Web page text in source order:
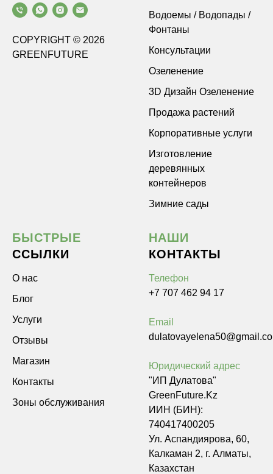
COPYRIGHT © 2026
GREENFUTURE
Водоемы / Водопады /
Фонтаны
Консультации
Озеленение
3D Дизайн Озеленение
Продажа растений
Корпоративные услуги
Изготовление
деревянных
контейнеров
Зимние сады
БЫСТРЫЕ
ССЫЛКИ
О нас
Блог
Услуги
Отзывы
Магазин
Контакты
Зоны обслуживания
НАШИ
КОНТАКТЫ
Телефон
+7 707 462 94 17
Email
Юридический адрес
"ИП Дулатова"
GreenFuture.Kz
ИИН (БИН):
740417400205
Ул. Аспандиярова, 60,
Калкаман 2, г. Алматы,
Казахстан